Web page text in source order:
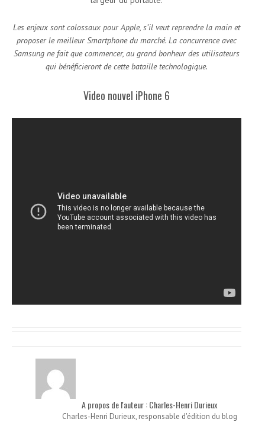
Les enjeux sont colossaux pour Apple, s’il veut reprendre la main et
proposer le meilleur Smartphone du marché. La concurrence avec
Samsung ne fait que commencer, au grand bonheur des utilisateurs
qui bénéficieront de cette bataille technologique.
Video nouvel iPhone 6
A propos de l'auteur : Charles-Henri Durieux
Charles-Henri Durieux, responsable d'édition du blog